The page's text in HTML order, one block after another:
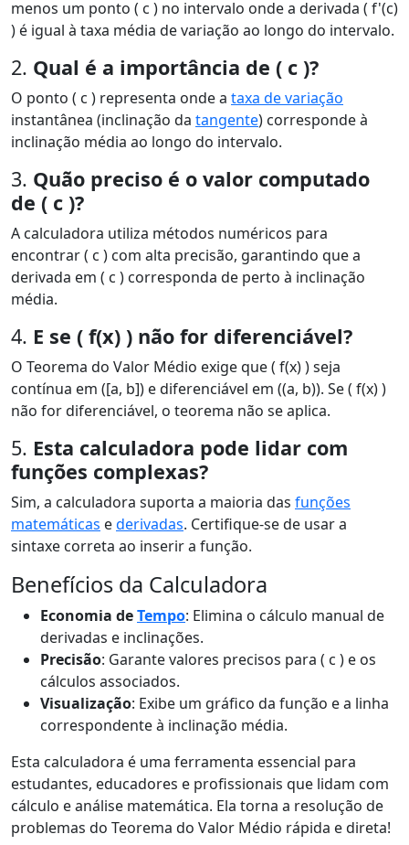
menos um ponto ( c ) no intervalo onde a derivada ( f'(c)
) é igual à taxa média de variação ao longo do intervalo.
2. Qual é a importância de ( c )?
O ponto ( c ) representa onde a taxa de variação
instantânea (inclinação da tangente) corresponde à
inclinação média ao longo do intervalo.
3. Quão preciso é o valor computado
de ( c )?
A calculadora utiliza métodos numéricos para
encontrar ( c ) com alta precisão, garantindo que a
derivada em ( c ) corresponda de perto à inclinação
média.
4. E se ( f(x) ) não for diferenciável?
O Teorema do Valor Médio exige que ( f(x) ) seja
contínua em ([a, b]) e diferenciável em ((a, b)). Se ( f(x) )
não for diferenciável, o teorema não se aplica.
5. Esta calculadora pode lidar com
funções complexas?
Sim, a calculadora suporta a maioria das funções
matemáticas ederivadas. Certifique-se de usar a
sintaxe correta ao inserir a função.
Benefícios da Calculadora
Economia deTempo: Elimina o cálculo manual de
derivadas e inclinações.
Precisão: Garante valores precisos para ( c ) e os
cálculos associados.
Visualização: Exibe um gráfico da função e a linha
correspondente à inclinação média.
Esta calculadora é uma ferramenta essencial para
estudantes, educadores e profissionais que lidam com
cálculo e análise matemática. Ela torna a resolução de
problemas do Teorema do Valor Médio rápida e direta!